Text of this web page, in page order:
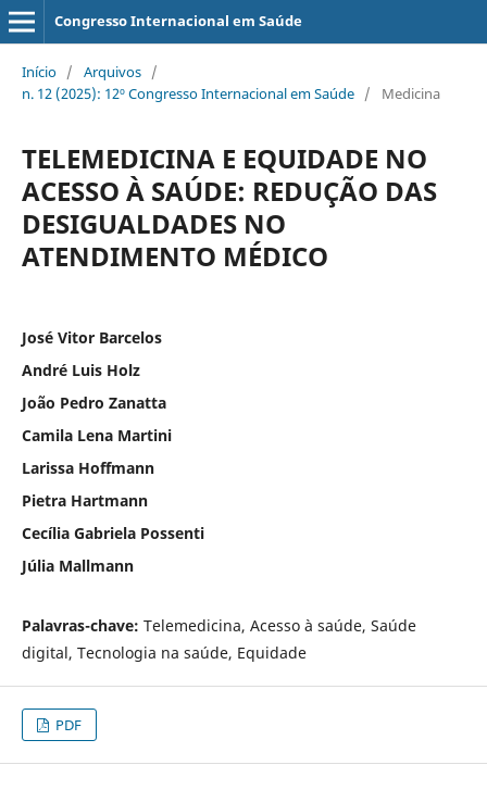
Congresso Internacional em Saúde
Início / Arquivos /
n. 12 (2025): 12º Congresso Internacional em Saúde / Medicina
TELEMEDICINA E EQUIDADE NO
ACESSO À SAÚDE: REDUÇÃO DAS
DESIGUALDADES NO
ATENDIMENTO MÉDICO
José Vitor Barcelos
André Luis Holz
João Pedro Zanatta
Camila Lena Martini
Larissa Hoffmann
Pietra Hartmann
Cecília Gabriela Possenti
Júlia Mallmann
Palavras-chave: Telemedicina, Acesso à saúde, Saúde
digital, Tecnologia na saúde, Equidade
PDF